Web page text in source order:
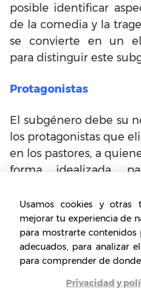
posible identificar
de la comedia y la
se convierte en un
para distinguir este
Protagonistas
El subgénero debe su
los protagonistas que
en los pastores, a
forma idealizada,
una naturaleza
rurales, que,
pastores, se tratan en
pues están
y conducta similares a
Usamos cookies y otras
mejorar tu experiencia de
para mostrarte contenidos
adecuados, para analizar
para comprender de
Privacidad y